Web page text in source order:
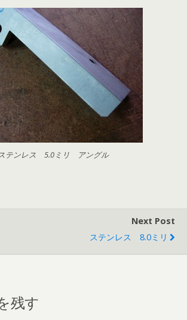
テンレス 5.0ミリ アングル
Next Post
ステンレス 8.0ミリ
残す